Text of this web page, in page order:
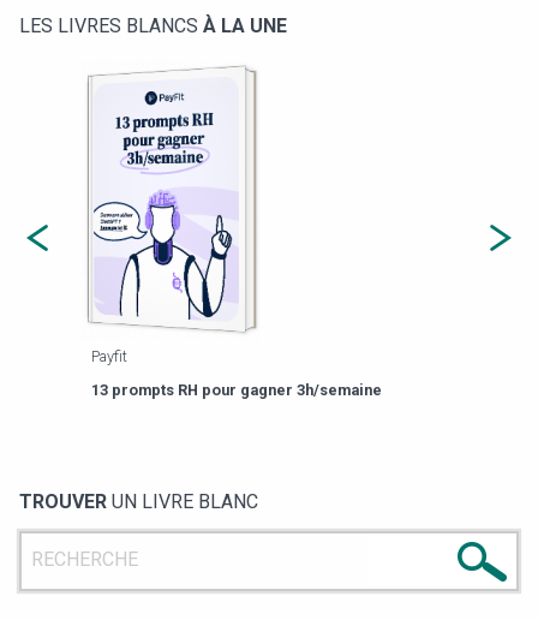
LES LIVRES BLANCS À LA UNE
Payfit
13 prompts RH pour gagner 3h/semaine
TROUVER UN LIVRE BLANC